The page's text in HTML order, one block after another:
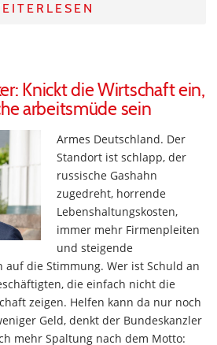
Knickt die Wirtschaft ein,
arbeitsmüde sein
Armes Deutschland. Der
Standort ist schlapp, der
russische Gashahn
zugedreht, horrende
Lebenshaltungskosten,
immer mehr Firmenpleiten
und steigende
die Stimmung. Wer ist Schuld an
die einfach nicht die
zeigen. Helfen kann da nur noch
Geld, denkt der Bundeskanzler
mehr Spaltung nach dem Motto: